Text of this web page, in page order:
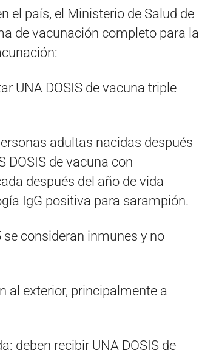
el país, el Ministerio de Salud de
de vacunación completo para la
UNA DOSIS de vacuna triple
adultas nacidas después
DOSIS de vacuna con
después del año de vida
IgG positiva para sarampión.
consideran inmunes y no
al exterior, principalmente a
deben recibir UNA DOSIS de